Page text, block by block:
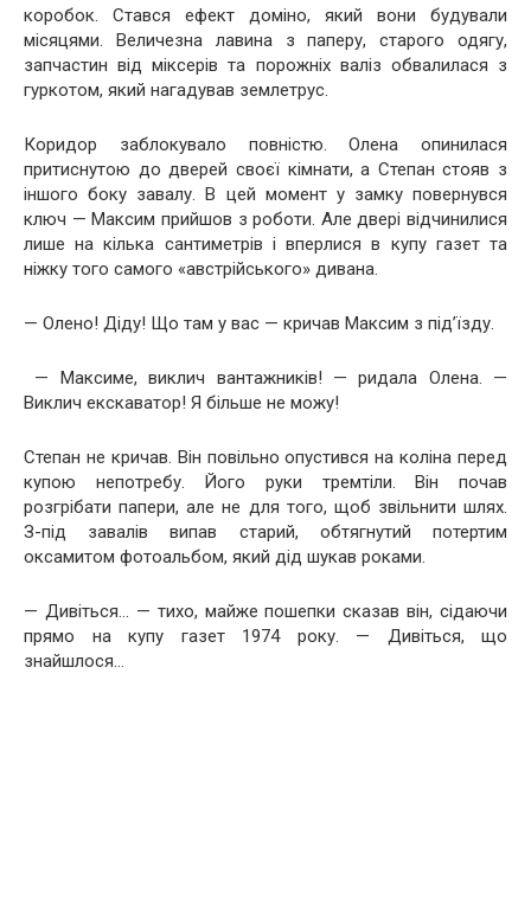
коробок. Стався ефект доміно, який вони будували
місяцями. Величезна лавина з паперу, старого одягу,
запчастин від міксерів та порожніх валіз обвалилася з
гуркотом, який нагадував землетрус.
Коридор заблокувало повністю. Олена опинилася
притиснутою до дверей своєї кімнати, а Степан стояв з
іншого боку завалу. В цей момент у замку повернувся
ключ — Максим прийшов з роботи. Але двері відчинилися
лише на кілька сантиметрів і вперлися в купу газет та
ніжку того самого «австрійського» дивана.
— Олено! Діду! Що там у вас — кричав Максим з під’їзду.
— Максиме, виклич вантажників! — ридала Олена. —
Виклич екскаватор! Я більше не можу!
Степан не кричав. Він повільно опустився на коліна перед
купою непотребу. Його руки тремтіли. Він почав
розгрібати папери, але не для того, щоб звільнити шлях.
З-під завалів випав старий, обтягнутий потертим
оксамитом фотоальбом, який дід шукав роками.
— Дивіться… — тихо, майже пошепки сказав він, сідаючи
прямо на купу газет 1974 року. — Дивіться, що
знайшлося…